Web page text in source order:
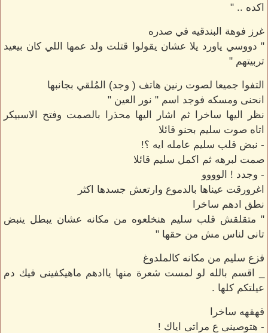
اكده .. "
غرز فوهة البندقيه في صدره
" دووسي ياورد يلا عشان يقولوا قتلت ولد عمها اللي كان بيعيد
تربيتهم "
التفوا جميعا لصوت رنين هاتف ( وجد) المُلقي بجانبها
انحنى ومسكه فوجد اسم " نور العين "
نظر اليها ساخرا ثم اشار اليها محذرا بالصمت وفتح الاسبيكر
اتاه صوت سليم بحنو قائلا
- نبض قلب سليم عامله ايه ؟!
صمت لبرهه ثم اكمل سليم قائلا
- وجدد ! الوووو
اغرورقت عيناها بالدموع وارتعش جسدها اكثر
نطق ادهم ساخرا
" متقلقش قلب سليم هنخلعوه من مكانه عشان يبطل ينبض
تانى لناس مش من حقها "
فزع سليم من مكانه كالملدوغ
_ اقسم بالله لو لمست شعرة منها ياادهم ماهيكفينى فيك دم
عيلتكم كلها .
قهقهه ساخرا
- هتوصينى ع مراتى اياك !